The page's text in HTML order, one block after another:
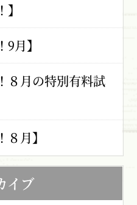
月】
８月の特別有料試
８月】
イブ